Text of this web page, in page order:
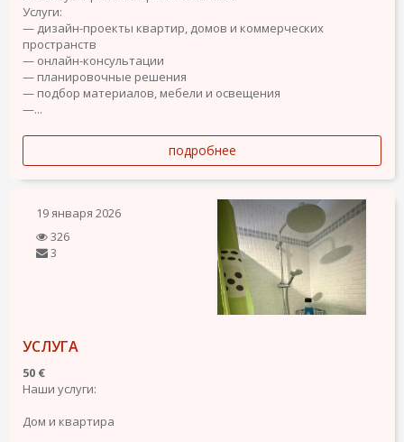
Услуги:
— дизайн-проекты квартир, домов и коммерческих
пространств
— онлайн-консультации
— планировочные решения
— подбор материалов, мебели и освещения
—...
подробнее
19 января 2026
326
3
УСЛУГА
50 €
Наши услуги:
Дом и квартира